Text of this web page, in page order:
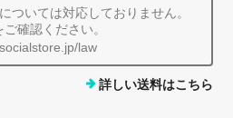
ついては対応しておりません。
確認ください。
law
詳しい送料はこちら